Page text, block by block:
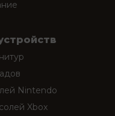
Nintendo
Xbox